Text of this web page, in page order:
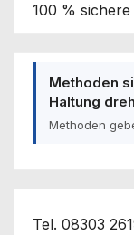
100 %
Methoden
Haltung
Methoden
Tel. 08303